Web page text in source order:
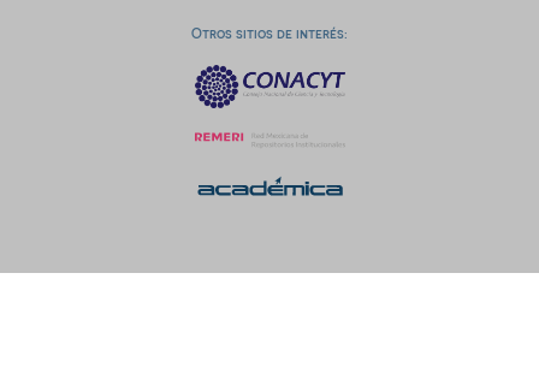
Otros sitios de interés: